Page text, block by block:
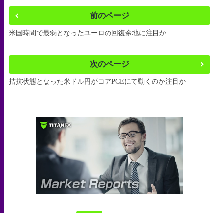
前のページ
米国時間で最弱となったユーロの回復余地に注目か
次のページ
拮抗状態となった米ドル円がコアPCEにて動くのか注目か